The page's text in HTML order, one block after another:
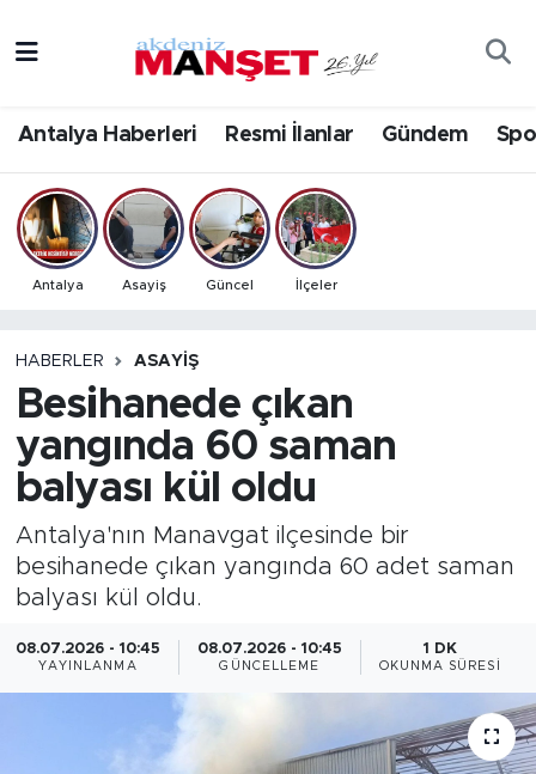
Antalya Haberleri Resmi İlanlar Gündem
Antalya Asayiş Güncel İlçeler
HABERLER ASAYIŞ
Besihanede çıkan
yangında 60 saman
balyası kül oldu
Antalya'nın Manavgat ilçesinde bir
besihanede çıkan yangında 60 adet saman
balyası kül oldu.
08.07.2026 - 10:45
YAYINLANMA
08.07.2026 - 10:45
GÜNCELLEME
1 DK
OKUNMA SÜRESI
Bilim & Teknoloji
Eğitim
Ekonomi
Gündem
İlçeler
Magazin
Özel Haber
Resmi İlanlar
Antalya Hava Durumu
Antalya Namaz Vakitleri
Antalya Trafik Yoğunluk Haritası
Tüm Manşetler
Son Dakika Haberleri